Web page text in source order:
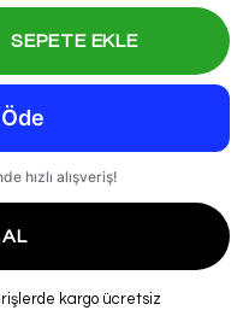
SEPETE EKLE
AL
kargo ücretsiz